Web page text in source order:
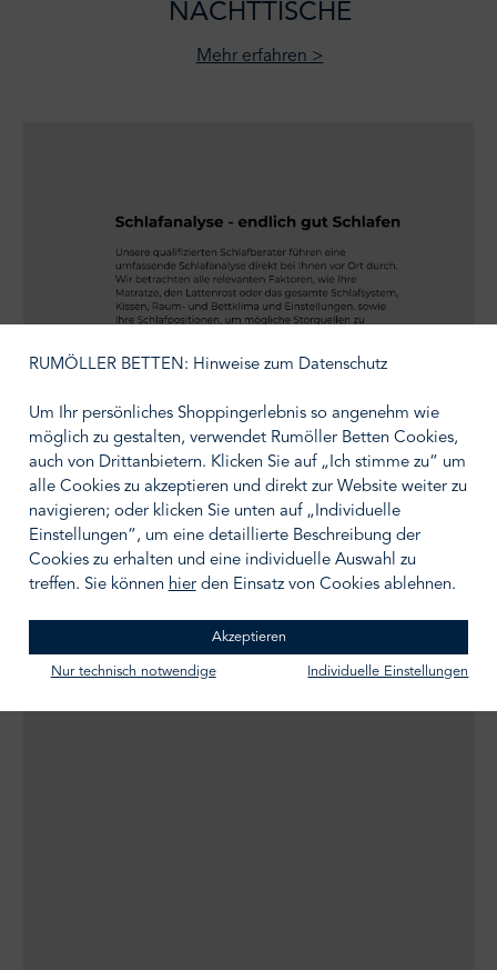
NACHTTISCHE
Mehr erfahren >
RUMÖLLER BETTEN: Hinweise zum Datenschutz
Um Ihr persönliches Shoppingerlebnis so angenehm wie
möglich zu gestalten, verwendet Rumöller Betten Cookies,
auch von Drittanbietern. Klicken Sie auf „Ich stimme zu“ um
alle Cookies zu akzeptieren und direkt zur Website weiter zu
navigieren; oder klicken Sie unten auf „Individuelle
Einstellungen“, um eine detaillierte Beschreibung der
Cookies zu erhalten und eine individuelle Auswahl zu
treffen. Sie können hierden Einsatz von Cookies ablehnen.
Akzeptieren
Nur technisch notwendige Individuelle Einstellungen